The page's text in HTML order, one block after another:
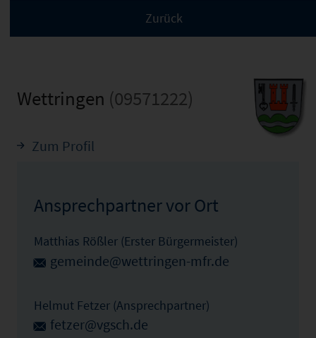
Wettringen (09571222)
Zum Profil
Ansprechpartner vor Ort
Matthias Rößler (Erster Bürgermeister)
gemeinde@wettringen-mfr.de
Helmut Fetzer (Ansprechpartner)
fetzer@vgsch.de